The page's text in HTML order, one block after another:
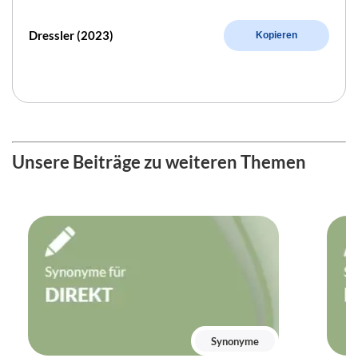
Dressler (2023) Kopieren
Unsere Beiträge zu weiteren Themen
Synonyme